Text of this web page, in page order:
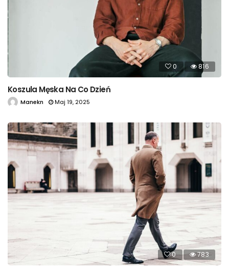
0 816
Koszula Męska Na Co Dzień
Manekn Maj 19, 2025
0 783